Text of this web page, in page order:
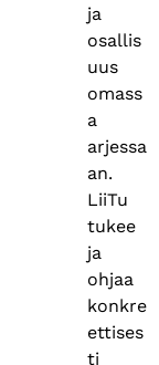
ja
osallis
uus
omass
a
arjessa
an.
LiiTu
tukee
ja
ohjaa
konkre
ettises
ti